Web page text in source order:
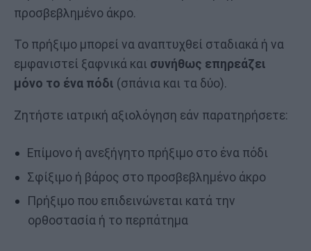
προσβεβλημένο άκρο.
Το πρήξιμο μπορεί να αναπτυχθεί σταδιακά ή να
εμφανιστεί ξαφνικά και συνήθως επηρεάζει
μόνο το ένα πόδι (σπάνια και τα δύο).
Ζητήστε ιατρική αξιολόγηση εάν παρατηρήσετε:
Επίμονο ή ανεξήγητο πρήξιμο στο ένα πόδι
Σφίξιμο ή βάρος στο προσβεβλημένο άκρο
Πρήξιμο που επιδεινώνεται κατά την
ορθοστασία ή το περπάτημα